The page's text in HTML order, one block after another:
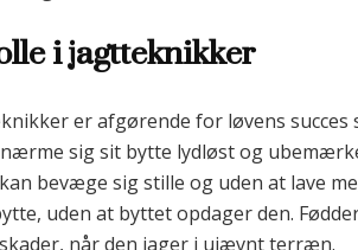
i jagtteknikker
er afgørende for løvens
sig sit bytte lydløst og
bevæge sig stille og uden at lave
uden at byttet opdager den.
når den jager i ujævnt terræn.